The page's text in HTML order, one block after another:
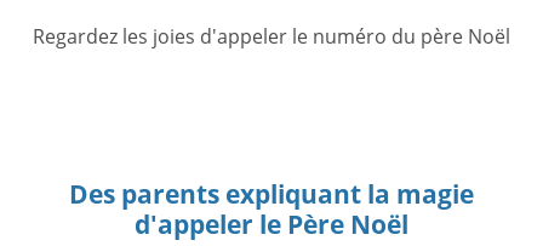
Regardez les joies d'appeler le numéro du père Noël
Des parents expliquant la magie
d'appeler le Père Noël